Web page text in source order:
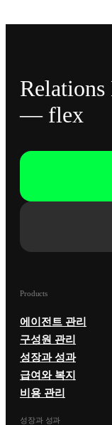
— flex
Products
에이전트 관리
구성원 관리
성장과 성과
급여와 복지
비용 관리
성장과 성과